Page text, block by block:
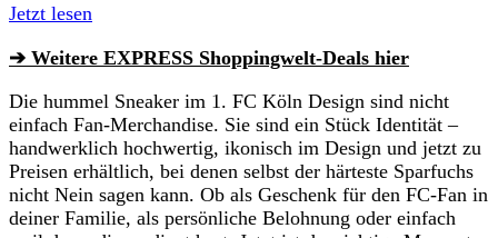
Jetzt lesen
➔ Weitere EXPRESS Shoppingwelt-Deals hier
Die hummel Sneaker im 1. FC Köln Design sind nicht
einfach Fan-Merchandise. Sie sind ein Stück Identität –
handwerklich hochwertig, ikonisch im Design und jetzt zu
Preisen erhältlich, bei denen selbst der härteste Sparfuchs
nicht Nein sagen kann. Ob als Geschenk für den FC-Fan in
deiner Familie, als persönliche Belohnung oder einfach